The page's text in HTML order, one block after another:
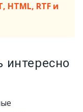
HTML, RTF и